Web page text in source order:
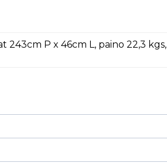
243cm P x 46cm L, paino 22,3 kgs,